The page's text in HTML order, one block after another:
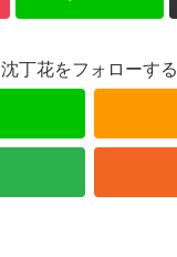
沈丁花をフォローする